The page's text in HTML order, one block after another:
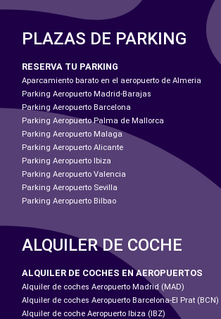
PLAZAS DE PARKING
RESERVA TU PARKING
Aparcamiento barato en el aeropuerto de Almeria
Parking Aeropuerto Madrid-Barajas
Parking Aeropuerto Barcelona
Parking Aeropuerto Palma de Mallorca
Parking Aeropuerto Malaga
Parking Aeropuerto Alicante
Parking Aeropuerto Ibiza
Parking Aeropuerto Valencia
Parking Aeropuerto Sevilla
Parking Aeropuerto Bilbao
ALQUILER DE COCHE
ALQUILER DE COCHES EN AEROPUERTOS
Alquiler de coches Aeropuerto Madrid (MAD)
Alquiler de coches Aeropuerto Barcelona-El Prat (BCN)
Alquiler de coche Aeropuerto Ibiza (IBZ)